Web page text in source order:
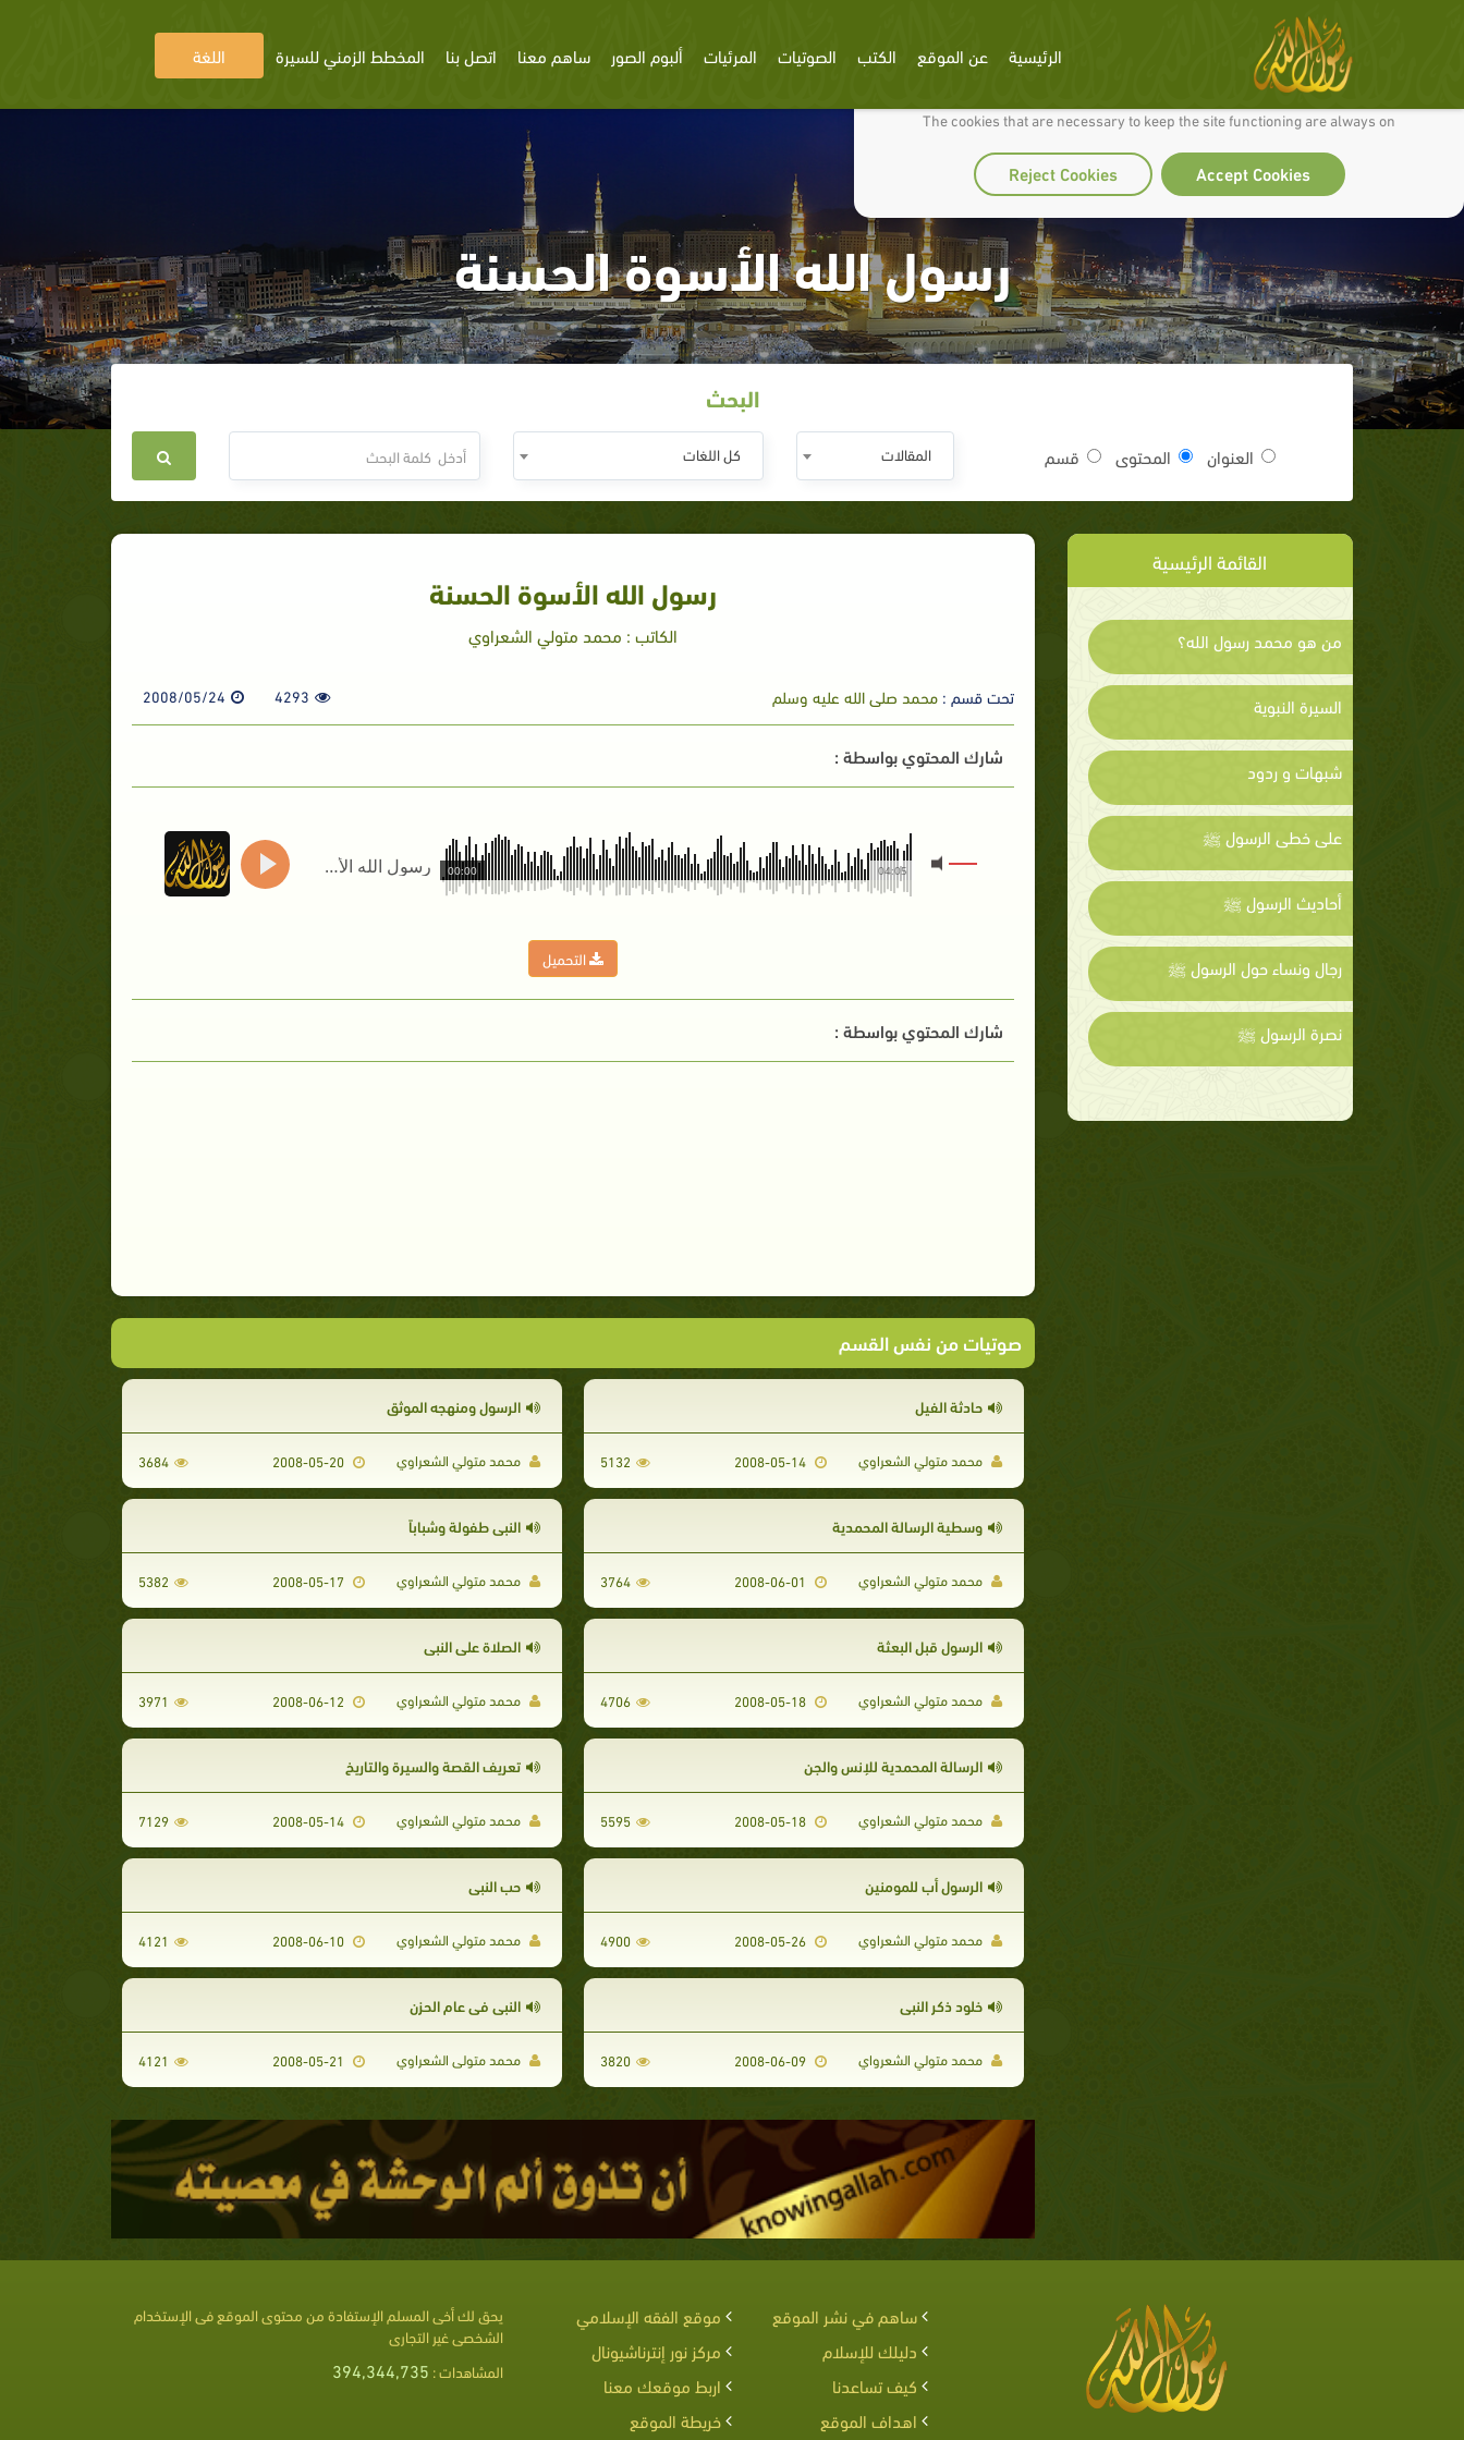
We use cookies to make our site work well for you and so we can continually improve it.
The cookies that are necessary to keep the site functioning are always on
Accept Cookies
Reject Cookies
الرئيسية عن الموقع الكتب الصوتيات المرئيات ألبوم الصور ساهم معنا اتصل بنا المخطط الزمني للسيرة اللغة
رسول الله الأسوة الحسنة
البحث
العنوان المحتوى قسم المقالات كل اللغات
القائمة الرئيسية
من هو محمد رسول الله؟
السيرة النبوية
شبهات و ردود
على خطى الرسول ﷺ
أحاديث الرسول ﷺ
رجال ونساء حول الرسول ﷺ
نصرة الرسول ﷺ
رسول الله الأسوة الحسنة
الكاتب : محمد متولي الشعراوي
تحت قسم :محمد صلى الله عليه وسلم 4293
2008/05/24
شارك المحتوي بواسطة :
رسول الله الأسوة الحسنة 04:05
00:00
التحميل
شارك المحتوي بواسطة :
صوتيات من نفس القسم
حادثة الفيل
محمد متولي الشعراوي 2008-05-14
5132
الرسول ومنهجه الموثق
محمد متولي الشعراوي 2008-05-20
3684
وسطية الرسالة المحمدية
محمد متولي الشعراوي 3764
النبي طفولة وشباباً
محمد متولي الشعراوي 5382
الرسول قبل البعثة
محمد متولي الشعراوي 2008-05-18
4706
الصلاة على النبي
محمد متولي الشعراوي 3971
الرسالة المحمدية للإنس والجن
محمد متولي الشعراوي 2008-05-18
5595
تعريف القصة والسيرة والتاريخ
محمد متولي الشعراوي 2008-05-14
7129
الرسول أب للمومنين
محمد متولي الشعراوي 2008-05-26
4900
حب النبي
محمد متولي الشعراوي 2008-06-10
4121
خلود ذكر النبي
محمد متولي الشعرواي 2008-06-09
3820
النبي فى عام الحزن
محمد متولى الشعراوي 4121
ساهم في نشر الموقع
موقع الفقه الإسلامي
دليلك للإسلام
مركز نور إنترناشيونال
كيف تساعدنا
اربط موقعك معنا
اهداف الموقع
خريطة الموقع
يحق لك أخى المسلم الإستفادة من محتوى الموقع فى الإستخدام
الشخصى غير التجارى
المشاهدات : 394,344,735